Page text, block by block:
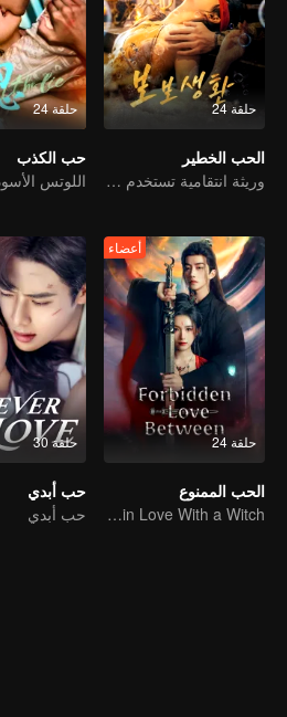
حلقة 24
الحب الخطير
وريثة انتقامية تستخدم الزواج كطعم للزواج من عائلة ثرية
حلقة 24
حب الكذب
حلقة 24
أعضاء
الحب الممنوع
An Immortal Falls in Love With a Witch
حلقة 30
حب أبدي
حب أبدي